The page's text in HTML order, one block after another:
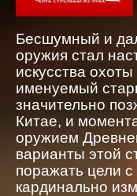
Бесшумный и
оружия стал
искусства
именуемый
значительно
Китае, и
оружием
варианты этой
поражать цели с
кардинально